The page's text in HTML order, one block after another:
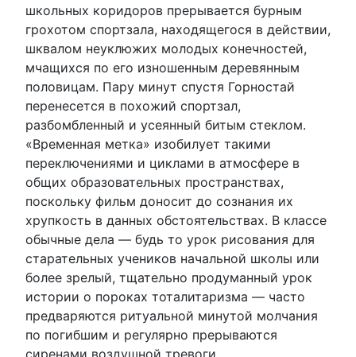
школьных коридоров прерывается бурным
грохотом спортзала, находящегося в действии,
шквалом неуклюжих молодых конечностей,
мчащихся по его изношенным деревянным
половицам. Пару минут спустя Горностай
перенесется в похожий спортзал,
разбомбленный и усеянный битым стеклом.
«Временная метка» изобилует такими
переключениями и циклами в атмосфере в
общих образовательных пространствах,
поскольку фильм доносит до сознания их
хрупкость в данных обстоятельствах. В классе
обычные дела — будь то урок рисования для
старательных учеников начальной школы или
более зрелый, тщательно продуманный урок
истории о пороках тоталитаризма — часто
предваряются ритуальной минутой молчания
по погибшим и регулярно прерываются
сиренами воздушной тревоги.